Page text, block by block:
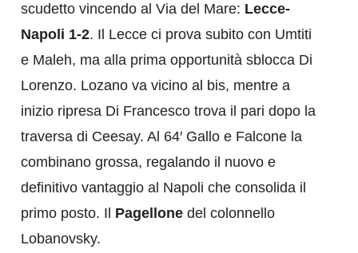
scudetto vincendo al Via del Mare: Lecce-
Napoli 1-2. Il Lecce ci prova subito con Umtiti
e Maleh, ma alla prima opportunità sblocca Di
Lorenzo. Lozano va vicino al bis, mentre a
inizio ripresa Di Francesco trova il pari dopo la
traversa di Ceesay. Al 64′ Gallo e Falcone la
combinano grossa, regalando il nuovo e
definitivo vantaggio al Napoli che consolida il
primo posto. Il Pagellone del colonnello
Lobanovsky.